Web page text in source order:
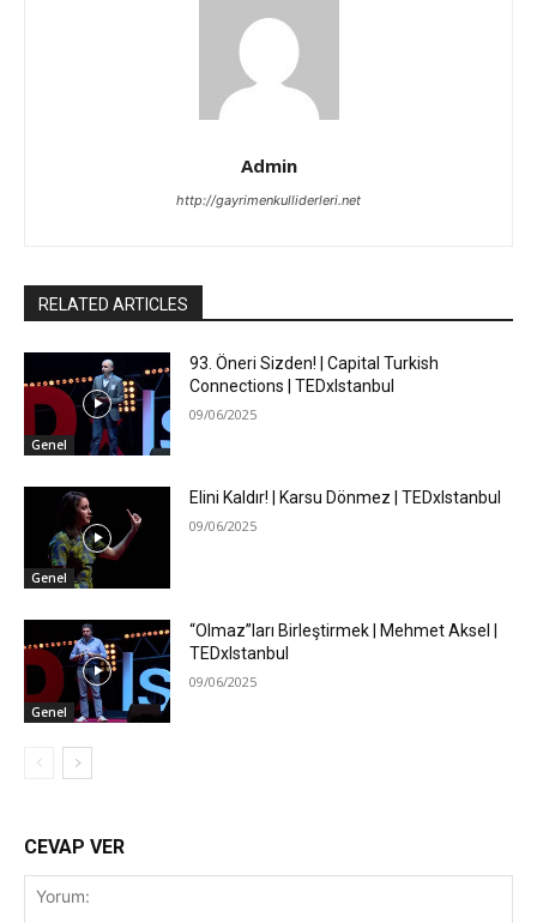
Admin
http://gayrimenkulliderleri.net
RELATED ARTICLES
Genel
93. Öneri Sizden! | Capital Turkish
Connections | TEDxIstanbul
09/06/2025
Genel
Elini Kaldır! | Karsu Dönmez | TEDxIstanbul
09/06/2025
Genel
“Olmaz”ları Birleştirmek | Mehmet Aksel |
TEDxIstanbul
09/06/2025
CEVAP VER